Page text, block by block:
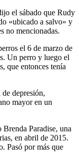
el sábado que Rudy
«ubicado a salvo» y
no mencionadas.
el 6 de marzo de
Un perro y luego el
que entonces tenía
depresión,
mayor en un
Paradise, una
en abril de 2015.
Pasó por más que